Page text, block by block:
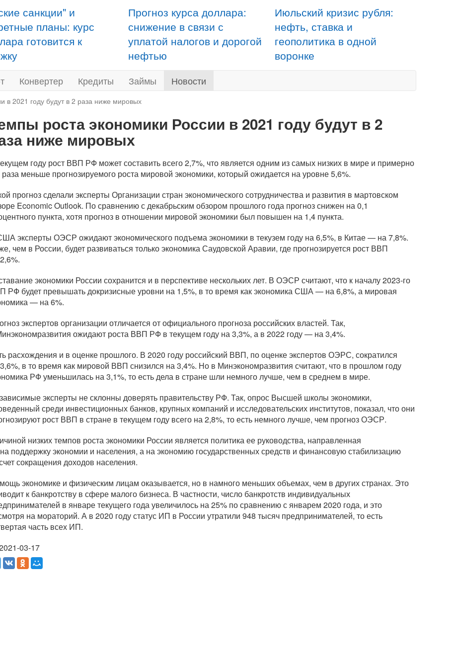
санкции" и
планы: курс
готовится к
Прогноз курса доллара:
снижение в связи с
уплатой налогов и дорогой
нефтью
Июльский кризис рубля:
нефть, ставка и
геополитика в одной
воронке
Конвертер Кредиты Займы Новости
в 2021 году будут в 2 раза ниже мировых
роста экономики России в 2021 году будут в 2
ниже мировых
году рост ВВП РФ может составить всего 2,7%, что является одним из самых низких в мире и примерно
раза меньше прогнозируемого роста мировой экономики, который ожидается на уровне 5,6%.
прогноз сделали эксперты Организации стран экономического сотрудничества и развития в мартовском
Economic Outlook. По сравнению с декабрьским обзором прошлого года прогноз снижен на 0,1
пункта, хотя прогноз в отношении мировой экономики был повышен на 1,4 пункта.
эксперты ОЭСР ожидают экономического подъема экономики в текузем году на 6,5%, в Китае — на 7,8%.
чем в России, будет развиваться только экономика Саудовской Аравии, где прогнозируется рост ВВП
экономики России сохранится и в перспективе нескольких лет. В ОЭСР считают, что к началу2023-го
РФ будет превышать докризисные уровни на 1,5%, в то время как экономика США — на 6,8%, а мировая
— на 6%.
экспертов организации отличается от официального прогноза российских властей. Так,
ожидают роста ВВП РФ в текущем году на 3,3%, а в 2022 году — на 3,4%.
расхождения и в оценке прошлого. В 2020 году российский ВВП, по оценке экспертов ОЭРС, сократился
в то время как мировой ВВП снизился на 3,4%. Но в Минэкономразвития считают, что в прошлом году
РФ уменьшилась на 3,1%, то есть дела в стране шли немного лучше, чем в среднем в мире.
эксперты не склонны доверять правительству РФ. Так, опрос Высшей школы экономики,
среди инвестиционных банков, крупных компаний и исследовательских институтов, показал, что они
рост ВВП в стране в текущем году всего на 2,8%, то есть немного лучше, чем прогноз ОЭСР.
низких темпов роста экономики России является политика ее руководства, направленная
поддержку экономии и населения, а на экономию государственных средств и финансовую стабилизацию
сокращения доходов населения.
экономике и физическим лицам оказывается, но в намного меньших объемах, чем в других странах. Это
к банкротству в сфере малого бизнеса. В частности, число банкротств индивидуальных
в январе текущего года увеличилось на 25% по сравнению с январем 2020 года, и это
на мораторий. А в 2020 году статус ИП в России утратили 948 тысяч предпринимателей, то есть
часть всех ИП.
03-17